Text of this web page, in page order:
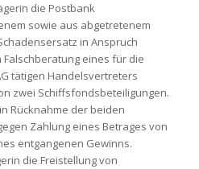
die Postbank
sowie aus abgetretenem
in Anspruch
eines für die
tätigen Handelsvertreters
zwei Schiffsfondsbeteiligungen.
Rücknahme der beiden
Zahlung eines Betrages von
entgangenen Gewinns.
die Freistellung von